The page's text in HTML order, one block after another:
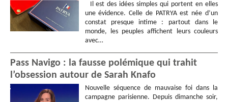
Il est des idées simples qui portent en elles
une évidence. Celle de PATRYA est née d’un
constat presque intime : partout dans le
monde, les peuples affichent leurs couleurs
avec…
Pass Navigo : la fausse polémique qui trahit
l’obsession autour de Sarah Knafo
Nouvelle séquence de mauvaise foi dans la
campagne parisienne. Depuis dimanche soir,